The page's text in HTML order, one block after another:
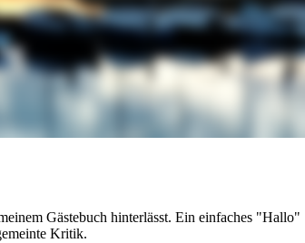
Gästebuch hinterlässt. Ein einfaches "Hallo"
Kritik.